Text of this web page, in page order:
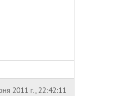
2011 г., 22:42:11